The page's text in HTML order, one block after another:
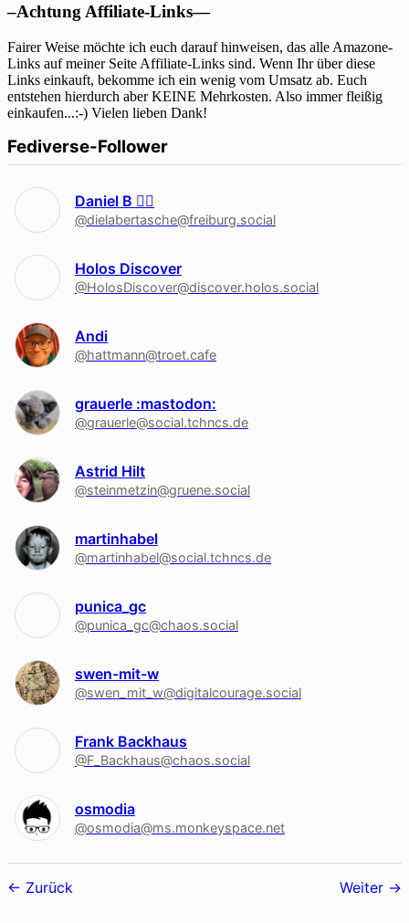
–Achtung Affiliate-Links—
Fairer Weise möchte ich euch darauf hinweisen, das alle Amazone-
Links auf meiner Seite Affiliate-Links sind. Wenn Ihr über diese
Links einkauft, bekomme ich ein wenig vom Umsatz ab. Euch
entstehen hierdurch aber KEINE Mehrkosten. Also immer fleißig
einkaufen...:-) Vielen lieben Dank!
Fediverse-Follower
Daniel B 🏳‍🌈
@dielabertasche@freiburg.social
Holos Discover
@HolosDiscover@discover.holos.social
Andi
@hattmann@troet.cafe
grauerle :mastodon:
@grauerle@social.tchncs.de
Astrid Hilt
@steinmetzin@gruene.social
martinhabel
@martinhabel@social.tchncs.de
punica_gc
@punica_gc@chaos.social
swen-mit-w
@swen_mit_w@digitalcourage.social
Frank Backhaus
@F_Backhaus@chaos.social
osmodia
@osmodia@ms.monkeyspace.net
Follower-
Navigation
Zurück Weiter